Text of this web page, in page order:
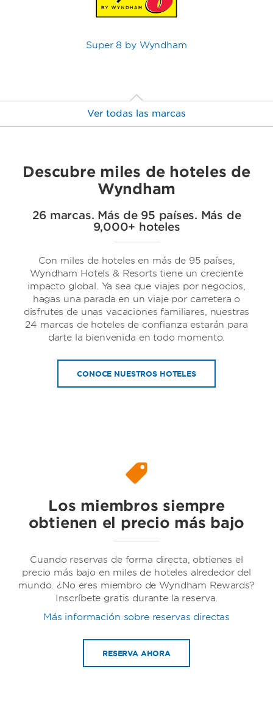
Super 8 by Wyndham
Ver todas las marcas
Trademark Collection by Wyndham
Wyndham
Descubre miles de hoteles de
Wyndham
26 marcas. Más de 95 países. Más de
9,000+ hoteles
Con miles de hoteles en más de 95 países,
Wyndham Hotels & Resorts tiene un creciente
impacto global. Ya sea que viajes por negocios,
hagas una parada en un viaje por carretera o
disfrutes de unas vacaciones familiares, nuestras
24 marcas de hoteles de confianza estarán para
darte la bienvenida en todo momento.
CONOCE NUESTROS HOTELES
Los miembros siempre
obtienen el precio más bajo
Cuando reservas de forma directa, obtienes el
precio más bajo en miles de hoteles alrededor del
mundo. ¿No eres miembro de Wyndham Rewards?
Inscríbete gratis durante la reserva.
Más información sobre reservas directas
RESERVA AHORA